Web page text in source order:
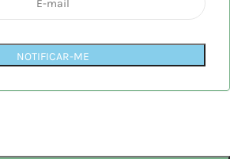
NOTIFICAR-ME